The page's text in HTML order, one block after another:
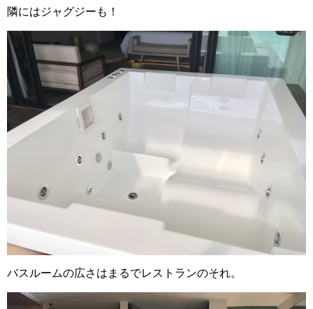
隣にはジャグジーも！
バスルームの広さはまるでレストランのそれ。